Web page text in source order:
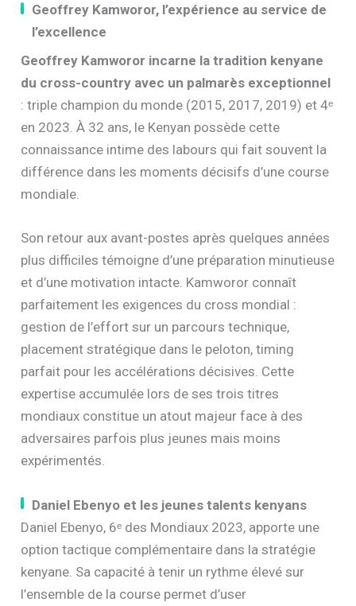
Geoffrey Kamworor, l’expérience au service de
l’excellence
Geoffrey Kamworor incarne la tradition kenyane
du cross-country avec un palmarès exceptionnel
: triple champion du monde (2015, 2017, 2019) et 4ᵉ
en 2023. À 32 ans, le Kenyan possède cette
connaissance intime des labours qui fait souvent la
différence dans les moments décisifs d’une course
mondiale.
Son retour aux avant-postes après quelques années
plus difficiles témoigne d’une préparation minutieuse
et d’une motivation intacte. Kamworor connaît
parfaitement les exigences du cross mondial :
gestion de l’effort sur un parcours technique,
placement stratégique dans le peloton, timing
parfait pour les accélérations décisives. Cette
expertise accumulée lors de ses trois titres
mondiaux constitue un atout majeur face à des
adversaires parfois plus jeunes mais moins
expérimentés.
Daniel Ebenyo et les jeunes talents kenyans
Daniel Ebenyo, 6ᵉ des Mondiaux 2023, apporte une
option tactique complémentaire dans la stratégie
kenyane. Sa capacité à tenir un rythme élevé sur
l’ensemble de la course permet d’user